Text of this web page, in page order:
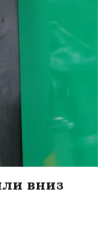
вниз